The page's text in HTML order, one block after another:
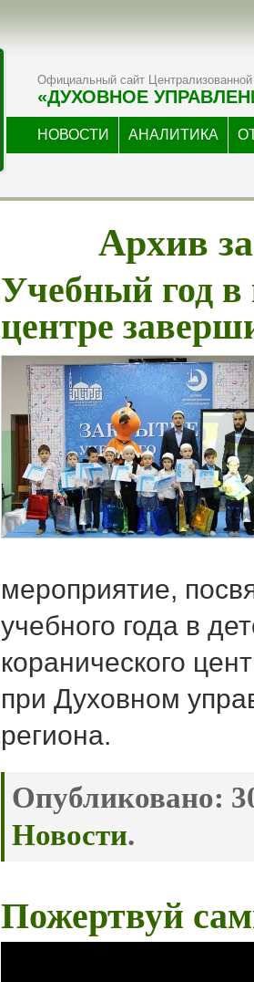
Официальный сайт Централизованной
«ДУХОВНОЕ
НОВОСТИ АНАЛИТИКА
Архив
Учебный год в
центре
мероприятие,
учебного года в
коранического
при Духовном
региона.
Опубликовано:
Новости.
Пожертвуй